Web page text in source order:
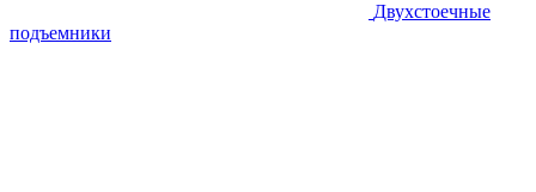
Двухстоечные
подъемники